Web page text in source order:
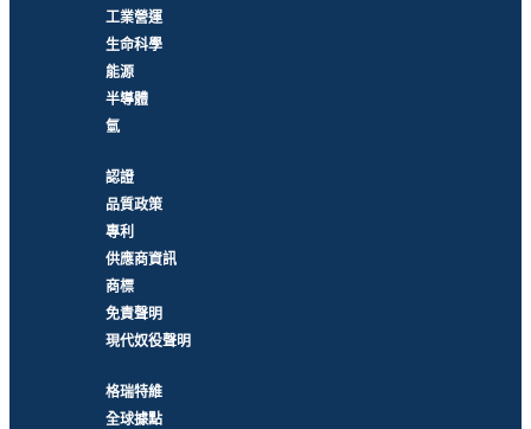
工業營運
生命科學
能源
半導體
氫
認證
品質政策
專利
供應商資訊
商標
免責聲明
現代奴役聲明
格瑞特維
全球據點